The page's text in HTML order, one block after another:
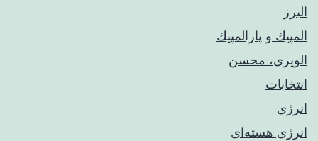
البرز
المپيك و پارالمپيك
الویری، محسن
انتخابات
انرژی
انرژی هسته‌ای